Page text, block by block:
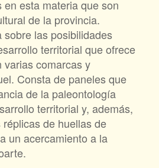
en esta materia que son
de la provincia.
las posibilidades
territorial que ofrece
comarcas y
Consta de paneles que
de la paleontología
territorial y, además,
de huellas de
un acercamiento a la